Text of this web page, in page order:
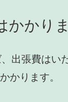
かかり
出張費はい
かります。